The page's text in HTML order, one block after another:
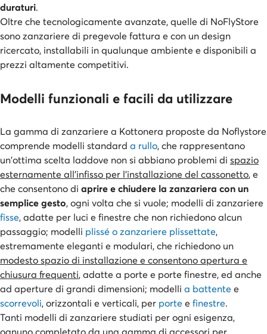
duraturi.
Oltre che tecnologicamente avanzate, quelle di NoFlyStore
sono zanzariere di pregevole fattura e con un design
ricercato, installabili in qualunque ambiente e disponibili a
prezzi altamente competitivi.
Modelli funzionali e facili da utilizzare
La gamma di zanzariere a Kottonera proposte da Noflystore
comprende modelli standard a rullo, che rappresentano
un'ottima scelta laddove non si abbiano problemi di spazio
esternamente all'infisso per l'installazione del cassonetto, e
che consentono di aprire e chiudere la zanzariera con un
semplice gesto, ogni volta che si vuole; modelli di zanzariere
fisse,adatte per luci e finestre che non richiedono alcun
passaggio; modelli plissé o zanzariere plissettate,
estremamente eleganti e modulari, che richiedono un
modesto spazio di installazione e consentono apertura e
chiusura frequenti, adatte a porte e porte finestre, ed anche
ad aperture di grandi dimensioni; modelli a battente e
scorrevoli, orizzontali e verticali, per porte e finestre.
Tanti modelli di zanzariere studiati per ogni esigenza,